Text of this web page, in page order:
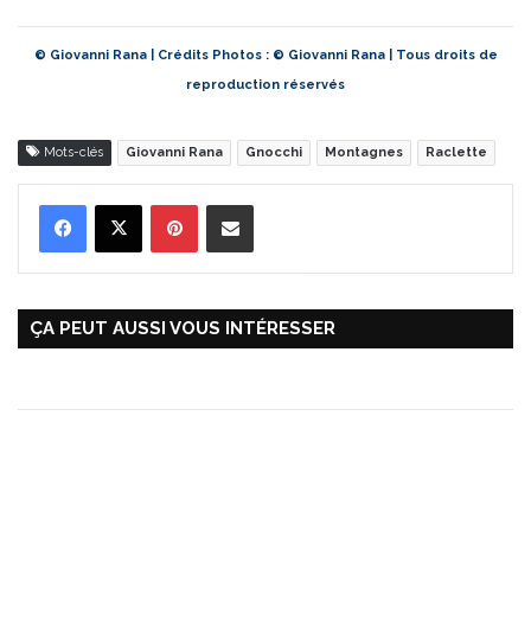
© Giovanni Rana | Crédits Photos : © Giovanni Rana | Tous droits de
reproduction réservés
Mots-clés Giovanni Rana Gnocchi Montagnes Raclette
ÇA PEUT AUSSI VOUS INTÉRESSER